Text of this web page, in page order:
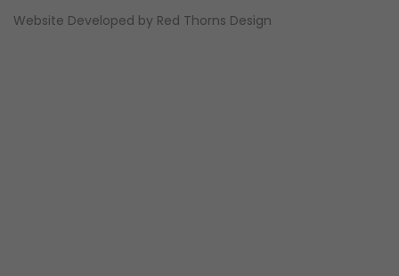
Website Developed by Red Thorns Design